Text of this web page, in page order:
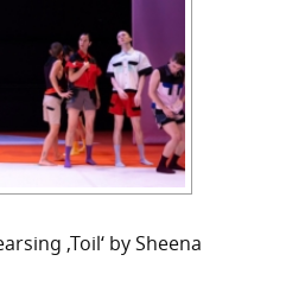
‚Toil‘ by Sheena